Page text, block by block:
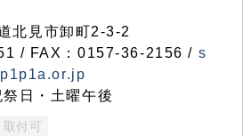
北見市卸町2-3-2
/ FAX：0157-36-2156 / s
日・土曜午後
取付可